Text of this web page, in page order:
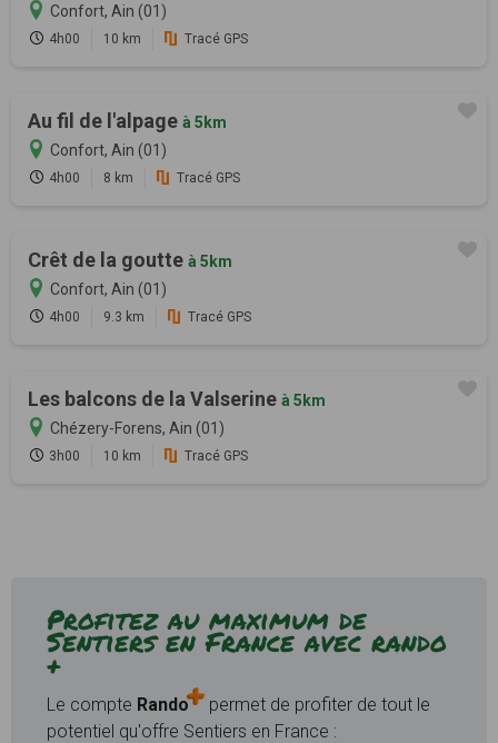
Confort, Ain (01)
4h00 10 km Tracé GPS
Au fil de l'alpage à 5km
Confort, Ain (01)
4h00 8 km Tracé GPS
Crêt de la goutte à 5km
Confort, Ain (01)
4h00 9.3 km Tracé GPS
Les balcons de la Valserine à 5km
Chézery-Forens, Ain (01)
3h00 10 km Tracé GPS
Profitez au maximum de
Sentiers en France avec rando
+
Le compte Rando
permet de profiter de tout le
potentiel qu'offre Sentiers en France :